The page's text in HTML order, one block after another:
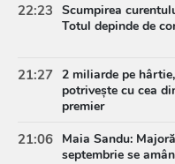
22:23 Scumpirea
Totul depinde de
21:27 2 miliarde pe
potrivește cu cea
premier
21:06 Maia Sandu:
septembrie se